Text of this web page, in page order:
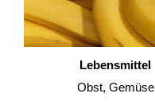
Lebensmittel
Obst, Gemüse